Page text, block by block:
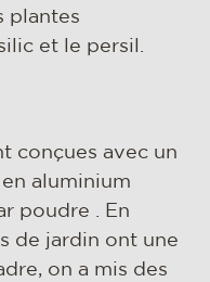
plantes
et le persil.
conçues avec un
aluminium
poudre . En
de jardin ont une
on a mis des